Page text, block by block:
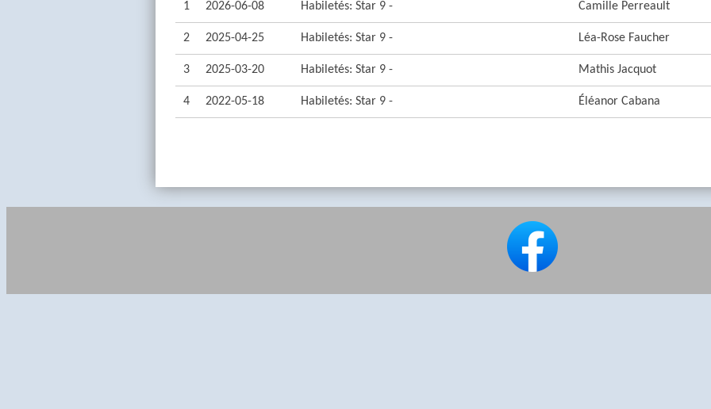
1 2026-06-08 Habiletés: Star 9 - Camille Perreault
2 2025-04-25 Habiletés: Star 9 - Léa-Rose Faucher
3 2025-03-20 Habiletés: Star 9 - Mathis Jacquot
4 2022-05-18 Habiletés: Star 9 - Éléanor Cabana